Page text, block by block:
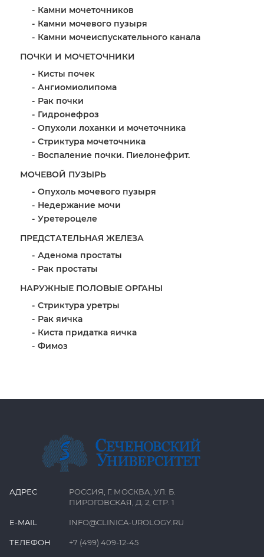
Камни мочеточников
Камни мочевого пузыря
Камни мочеиспускательного канала
ПОЧКИ И МОЧЕТОЧНИКИ
Кисты почек
Ангиомиолипома
Рак почки
Гидронефроз
Опухоли лоханки и мочеточника
Стриктура мочеточника
Воспаление почки. Пиелонефрит.
МОЧЕВОЙ ПУЗЫРЬ
Опухоль мочевого пузыря
Недержание мочи
Уретероцеле
ПРЕДСТАТЕЛЬНАЯ ЖЕЛЕЗА
Аденома простаты
Рак простаты
НАРУЖНЫЕ ПОЛОВЫЕ ОРГАНЫ
Стриктура уретры
Рак яичка
Киста придатка яичка
Фимоз
АДРЕС
РОССИЯ, Г. МОСКВА, УЛ. Б.
ПИРОГОВСКАЯ, Д. 2, СТР. 1
E-MAIL INFO@CLINICA-UROLOGY.RU
ТЕЛЕФОН +7 (499) 409-12-45